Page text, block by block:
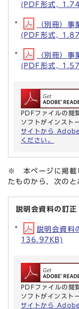
(PDF形式,
（別冊）
(PDF形式,
（別冊）
(PDF形式,
PDFファイルの
ソフトがインスト
サイトから
ください。
※ 本ページに掲載
たものから，次のと
説明会資料の訂正
説明会資料
136.97KB)
PDFファイルの
ソフトがインスト
サイトから